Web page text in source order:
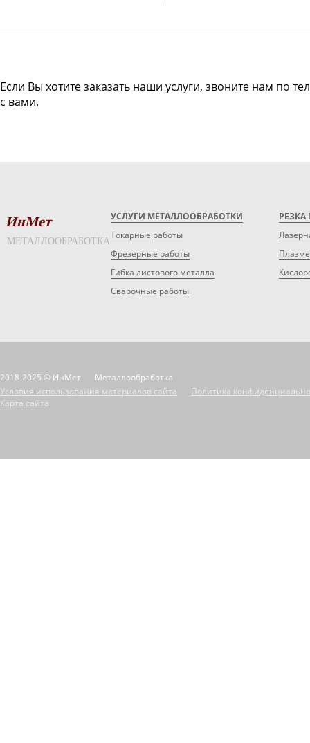
Если Вы хотите заказать наши услуги, звоните нам по
с вами.
ИнМет
МЕТАЛЛООБРАБОТКА
УСЛУГИ МЕТАЛЛООБРАБОТКИ
Токарные работы
Фрезерные работы
Гибка листового металла
Сварочные работы
РЕЗКА
2018-2025 © ИнМет
Металлообработка
Условия использования материалов сайта
Политика
Карта сайта